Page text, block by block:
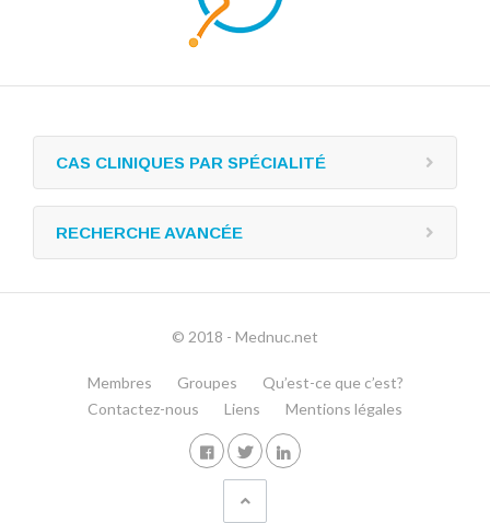
CAS CLINIQUES PAR SPÉCIALITÉ
RECHERCHE AVANCÉE
© 2018 - Mednuc.net
Membres Groupes
Qu’est-ce que c’est?
Contactez-nous
Liens Mentions légales